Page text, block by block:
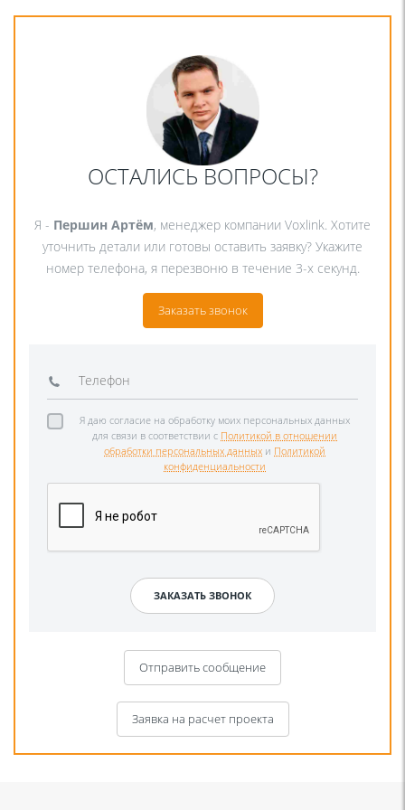
ОСТАЛИСЬ ВОПРОСЫ?
Я - Першин Артём, менеджер компании Voxlink. Хотите
уточнить детали или готовы оставить заявку? Укажите
номер телефона, я перезвоню в течение 3-х секунд.
Заказать звонок
Я даю согласие на обработку моих персональных данных
для связи в соответствии с Политикой в отношении
обработки персональных данных и Политикой
конфиденциальности
Отправить сообщение
Заявка на расчет проекта